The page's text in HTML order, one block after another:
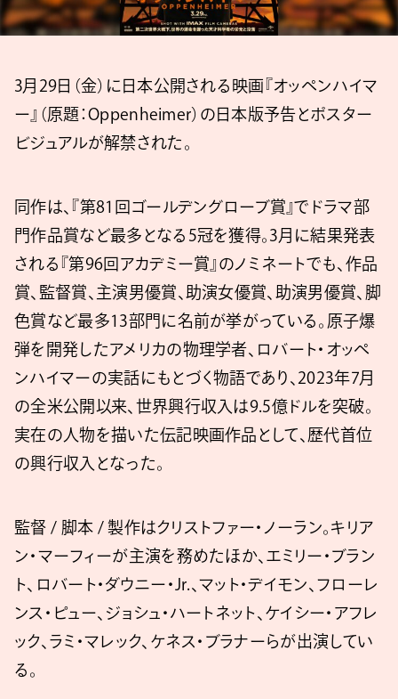
3月29日（金）に日本公開される映画『オッペンハイマ
ー』（原題：Oppenheimer）の日本版予告とポスター
ビジュアルが解禁された。
同作は、『第81回ゴールデングローブ賞』でドラマ部
門作品賞など最多となる5冠を獲得。3月に結果発表
される『第96回アカデミー賞』のノミネートでも、作品
賞、監督賞、主演男優賞、助演女優賞、助演男優賞、脚
色賞など最多13部門に名前が挙がっている。原子爆
弾を開発したアメリカの物理学者、ロバート・オッペ
ンハイマーの実話にもとづく物語であり、2023年7月
の全米公開以来、世界興行収入は9.5億ドルを突破。
実在の人物を描いた伝記映画作品として、歴代首位
の興行収入となった。
監督 / 脚本 / 製作はクリストファー・ノーラン。キリア
ン・マーフィーが主演を務めたほか、エミリー・ブラン
ト、ロバート・ダウニー・Jr.、マット・デイモン、フローレ
ンス・ピュー、ジョシュ・ハートネット、ケイシー・アフレ
ック、ラミ・マレック、ケネス・ブラナーらが出演してい
る。